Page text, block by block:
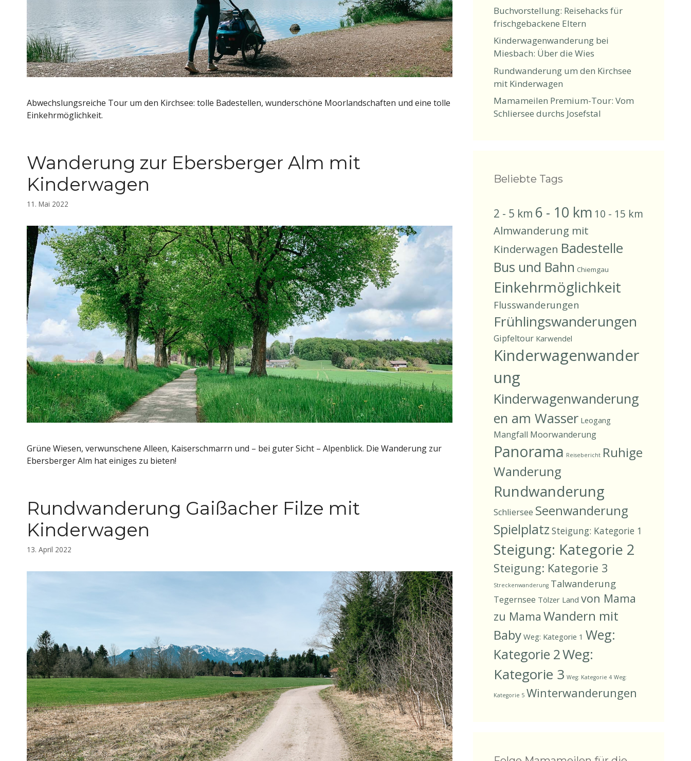
Abwechslungsreiche Tour um den Kirchsee: tolle Badestellen, wunderschöne Moorlandschaften und eine tolle
Einkehrmöglichkeit.
Wanderung zur Ebersberger Alm mit
Kinderwagen
11. Mai 2022
Grüne Wiesen, verwunschene Alleen, Kaiserschmarrn und – bei guter Sicht – Alpenblick. Die Wanderung zur
Ebersberger Alm hat einiges zu bieten!
Rundwanderung Gaißacher Filze mit
Kinderwagen
13. April 2022
Buchvorstellung: Reisehacks für
frischgebackene Eltern
Kinderwagenwanderung bei
Miesbach: Über die Wies
Rundwanderung um den Kirchsee
mit Kinderwagen
Mamameilen Premium-Tour: Vom
Schliersee durchs Josefstal
Beliebte Tags
2 - 5 km 6 - 10 km 10 - 15 km
Almwanderung mit
Kinderwagen Badestelle
Bus und Bahn Chiemgau
Einkehrmöglichkeit
Flusswanderungen
Frühlingswanderungen
Gipfeltour Karwendel
Kinderwagenwander
ung
Kinderwagenwanderung
en am Wasser Leogang
Mangfall Moorwanderung
Panorama Reisebericht Ruhige
Wanderung
Rundwanderung
Schliersee Seenwanderung
Spielplatz Steigung: Kategorie 1
Steigung: Kategorie 2
Steigung: Kategorie 3
Streckenwanderung Talwanderung
Tegernsee Tölzer Land von Mama
zu Mama Wandern mit
Baby Weg: Kategorie 1 Weg:
Kategorie 2Weg:
Kategorie 3 Weg: Kategorie 4 Weg:
Kategorie 5 Winterwanderungen